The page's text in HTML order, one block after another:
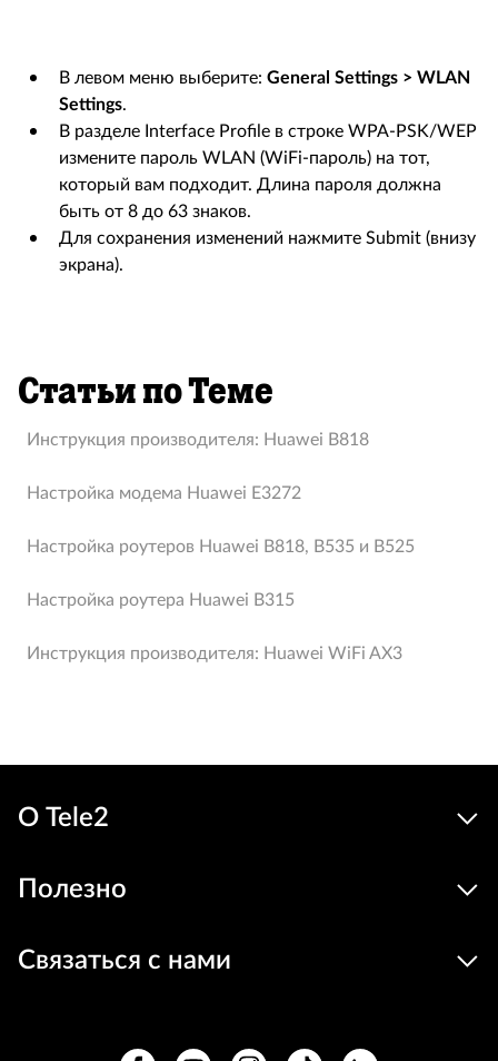
В левом меню выберите: General Settings > WLAN
Settings.
В разделе Interface Profile в строке WPA-PSK/WEP
измените пароль WLAN (WiFi-пароль) на тот,
который вам подходит. Длина пароля должна
быть от 8 до 63 знаков.
Для сохранения изменений нажмите Submit (внизу
экрана).
Статьи по Теме
Инструкция производителя: Huawei B818
Hастройка модема Huawei E3272
Настройка роутеров Huawei В818, В535 и В525
Настройка роутера Huawei B315
Инструкция производителя: Huawei WiFi AX3
О Tele2
Полезно
Связаться с нами